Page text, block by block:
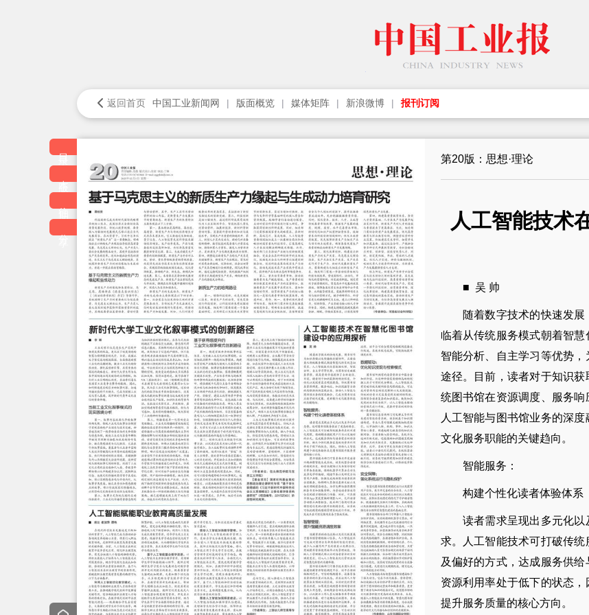
返回首页 中国工业新闻网 版面概览 媒体矩阵 新浪微博 报刊订阅
第20版：思想·理论
人工智能技术
■ 吴 帅
随着数字技术的快速发展
临着从传统服务模式朝着智慧
智能分析、自主学习等优势
途径。目前，读者对于知识
统图书馆在资源调度、服务
人工智能与图书馆业务的深
文化服务职能的关键趋向。
智能服务：
构建个性化读者体验体系
读者需求呈现出多元化以
求。人工智能技术可打破传
及偏好的方式，达成服务供
资源利用率处于低下的状态
提升服务质量的核心方向。